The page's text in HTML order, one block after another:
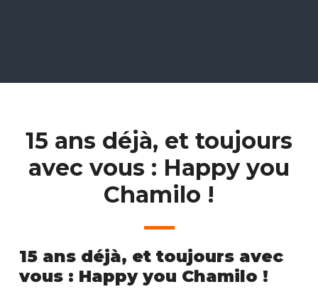
15 ans déjà, et toujours
avec vous : Happy you
Chamilo !
15 ans déjà, et toujours avec
vous : Happy you Chamilo !